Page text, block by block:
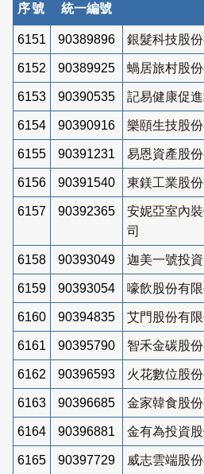
序號 統一編號
6151 90389896 銀髮科技股
6152 90389925 蝸居旅村股
6153 90390535 記易健康促
6154 90390916 樂頤生技股
6155 90391231 易恩資產股
6156 90391540 東鎂工業股
6157 90392365
安妮亞室內
司
6158 90393049 迦美一號投
6159 90393054 嚎飲股份有限
6160 90394835 艾門股份有限
6161 90395790 智禾金碳股
6162 90396593 火花數位股
6163 90396685 金家韓食股
6164 90396881 金有為投資
6165 90397729 威志雲端股